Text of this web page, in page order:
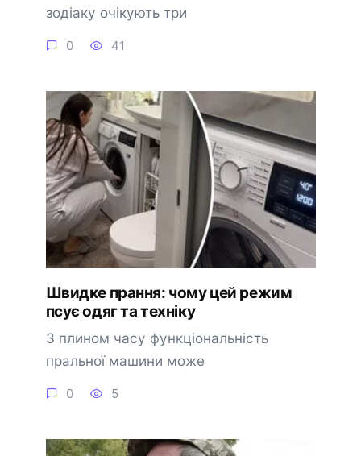
зодіаку очікують три
0 41
Швидке прання: чому цей режим
псує одяг та техніку
З плином часу функціональність
пральної машини може
0 5